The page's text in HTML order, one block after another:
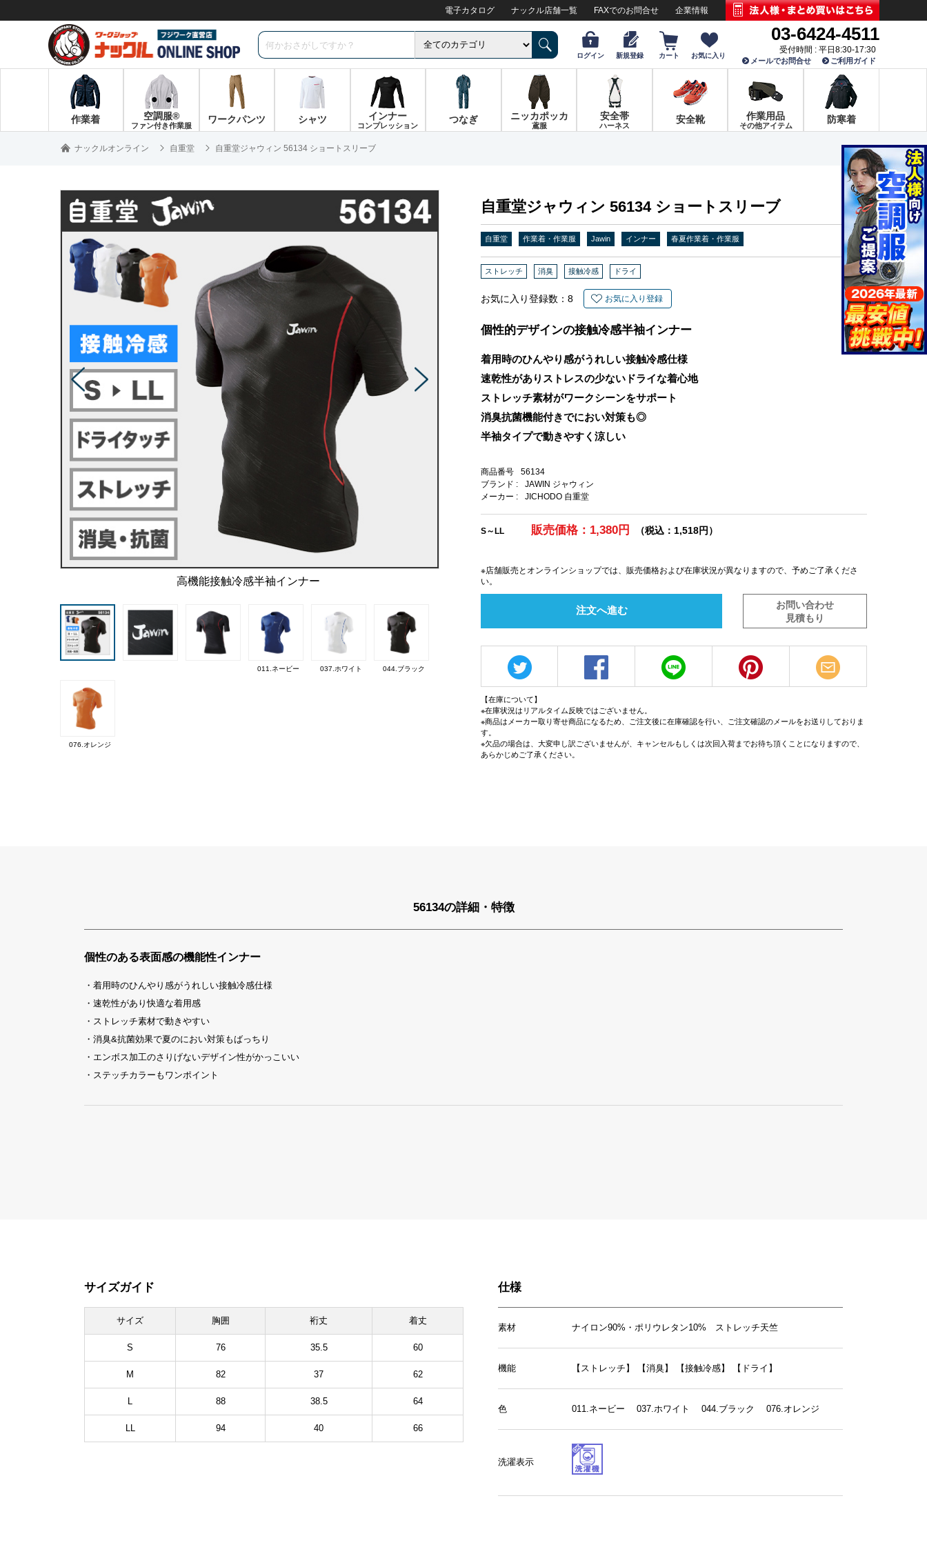
電子カタログ ナックル店舗一覧 FAXでのお問合せ 企業情報
ログイン 新規登録 カート お気に入り
03-6424-4511
受付時間 : 平日8:30-17:30
メールでお問合せ ご利用ガイド
作業着 空調服®
ファン付き作業服
ワークパンツ シャツ インナー
コンプレッション
つなぎ ニッカポッカ
鳶服
安全帯
ハーネス
安全靴 作業用品
その他アイテム
防寒着
ナックルオンライン 自重堂 自重堂ジャウィン 56134 ショートスリーブ
高機能接触冷感半袖インナー
011.ネービー 037.ホワイト 044.ブラック
076.オレンジ
自重堂ジャウィン 56134 ショートスリーブ
自重堂 作業着・作業服 Jawin インナー 春夏作業着・作業服
ストレッチ 消臭 接触冷感 ドライ
お気に入り登録数： 8 お気に入り登録
個性的デザインの接触冷感半袖インナー
着用時のひんやり感がうれしい接触冷感仕様
速乾性がありストレスの少ないドライな着心地
ストレッチ素材がワークシーンをサポート
消臭抗菌機能付きでにおい対策も◎
半袖タイプで動きやすく涼しい
商品番号
56134
ブランド :
JAWIN ジャウィン
メーカー :
JICHODO 自重堂
S～LL 販売価格：1,380円 （税込：1,518円）
※店舗販売とオンラインショップでは、販売価格および在庫状況が異なりますので、予めご了承くださ
い。
注文へ進む
お問い合わせ
見積もり
【在庫について】
※在庫状況はリアルタイム反映ではございません。
※商品はメーカー取り寄せ商品になるため、ご注文後に在庫確認を行い、ご注文確認のメールをお送りしておりま
す。
※欠品の場合は、大変申し訳ございませんが、キャンセルもしくは次回入荷までお待ち頂くことになりますので、
あらかじめご了承ください。
56134の詳細・特徴
個性のある表面感の機能性インナー
・着用時のひんやり感がうれしい接触冷感仕様
・速乾性があり快適な着用感
・ストレッチ素材で動きやすい
・消臭&抗菌効果で夏のにおい対策もばっちり
・エンボス加工のさりげないデザイン性がかっこいい
・ステッチカラーもワンポイント
サイズガイド
サイズ 胸囲 裄丈 着丈
S 76 35.5 60
M 82 37 62
L 88 38.5 64
LL 94 40 66
仕様
素材 ナイロン90%・ポリウレタン10% ストレッチ天竺
機能 【ストレッチ】 【消臭】 【接触冷感】 【ドライ】
色 011.ネービー 037.ホワイト 044.ブラック 076.オレンジ
洗濯表示